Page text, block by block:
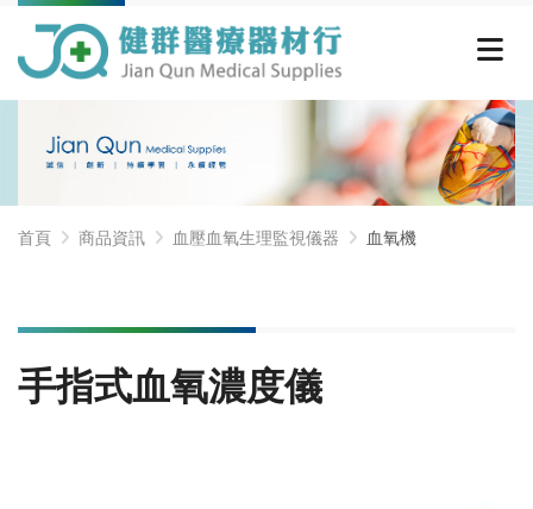
首頁 商品資訊 血壓血氧生理監視儀器 血氧機
手指式血氧濃度儀